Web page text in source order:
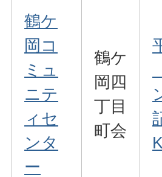
鶴ケ
岡コ
ミュ
ニテ
ィセ
ンタ
ー
鶴ケ
岡四
丁目
町会